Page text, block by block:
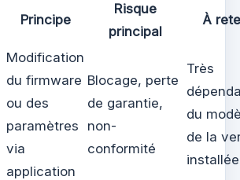
Principe
Risque
principal
À
Modification
du firmware
ou des
paramètres
via
application
Blocage, perte
de garantie,
non-
conformité
Très
du
de la
installée